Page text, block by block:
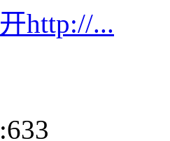
http://...